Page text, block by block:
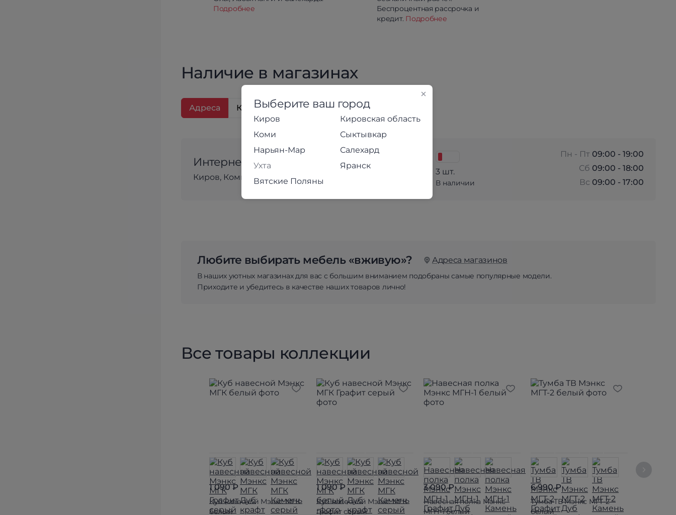
Подробнее
Беспроцентная рассрочка и
кредит. Подробнее
Наличие в магазинах
Адреса Карта
Интернет-магазин
Киров, Коммунальная, 2
3 шт.
В наличии
Пн - Пт 09:00 - 19:00
Сб 09:00 - 18:00
Вс 09:00 - 17:00
Любите выбирать мебель «вживую»? Адреса магазинов
В наших уютных магазинах для вас с большим вниманием подобраны самые популярные модели.
Приходите и убедитесь в качестве наших товаров лично!
Все товары коллекции
1 090 ₽
Куб навесной Мэнкс МГК
белый
1 090 ₽
Куб навесной Мэнкс МГК
Графит серый
3 090 ₽
Навесная полка Мэнкс
МГН-1 белый
6 990 ₽
Тумба ТВ Мэнкс МГТ-2
белый
Выберите ваш город
Киров
Кировская область
Коми
Сыктывкар
Нарьян-Мар
Салехард
Ухта
Яранск
Вятские Поляны